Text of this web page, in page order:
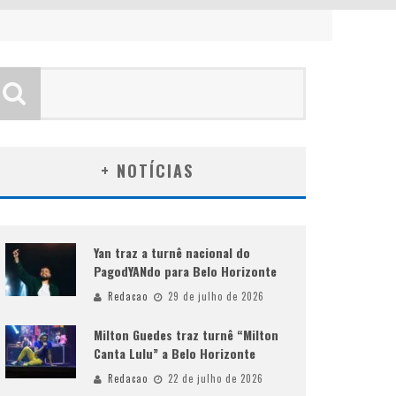
+ NOTÍCIAS
Yan traz a turnê nacional do
PagodYANdo para Belo Horizonte
Redacao 29 de julho de 2026
Milton Guedes traz turnê “Milton
Canta Lulu” a Belo Horizonte
Redacao 22 de julho de 2026